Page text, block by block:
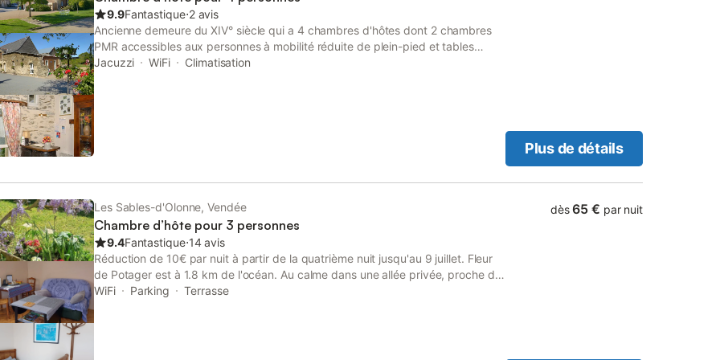
l'escalier extérieur, vous accéderez à la chambre Eden située bien sûr à l Est,
donc au soleil levant. Refaite au goût du jour, vous y apprécierez l espace
(canapé bouilloire tisane), le décor maison (rideaux mobilier) et le calme.
9.9Fantastique⋅2 avis
Ancienne demeure du XIV° siècle qui a 4 chambres d'hôtes dont 2 chambres
PMR accessibles aux personnes à mobilité réduite de plein-pied et tables
d'hôtes sur réservation. SPA À DISPOSITION DES CLIENTS. Situées en ANJOU
Jacuzzi WiFi Climatisation
Plus de détails
Les Sables-d'Olonne, Vendée
Chambre d’hôte pour 3 personnes
9.4Fantastique⋅14 avis
Réduction de 10€ par nuit à partir de la quatrième nuit jusqu'au 9 juillet. Fleur
de Potager est à 1.8 km de l'océan. Au calme dans une allée privée, proche de
tous commerces et restaurants. La chambre 1 fait 30 m² (dressing, salle d'eau,
WiFi Parking Terrasse
dès 65 € par nuit